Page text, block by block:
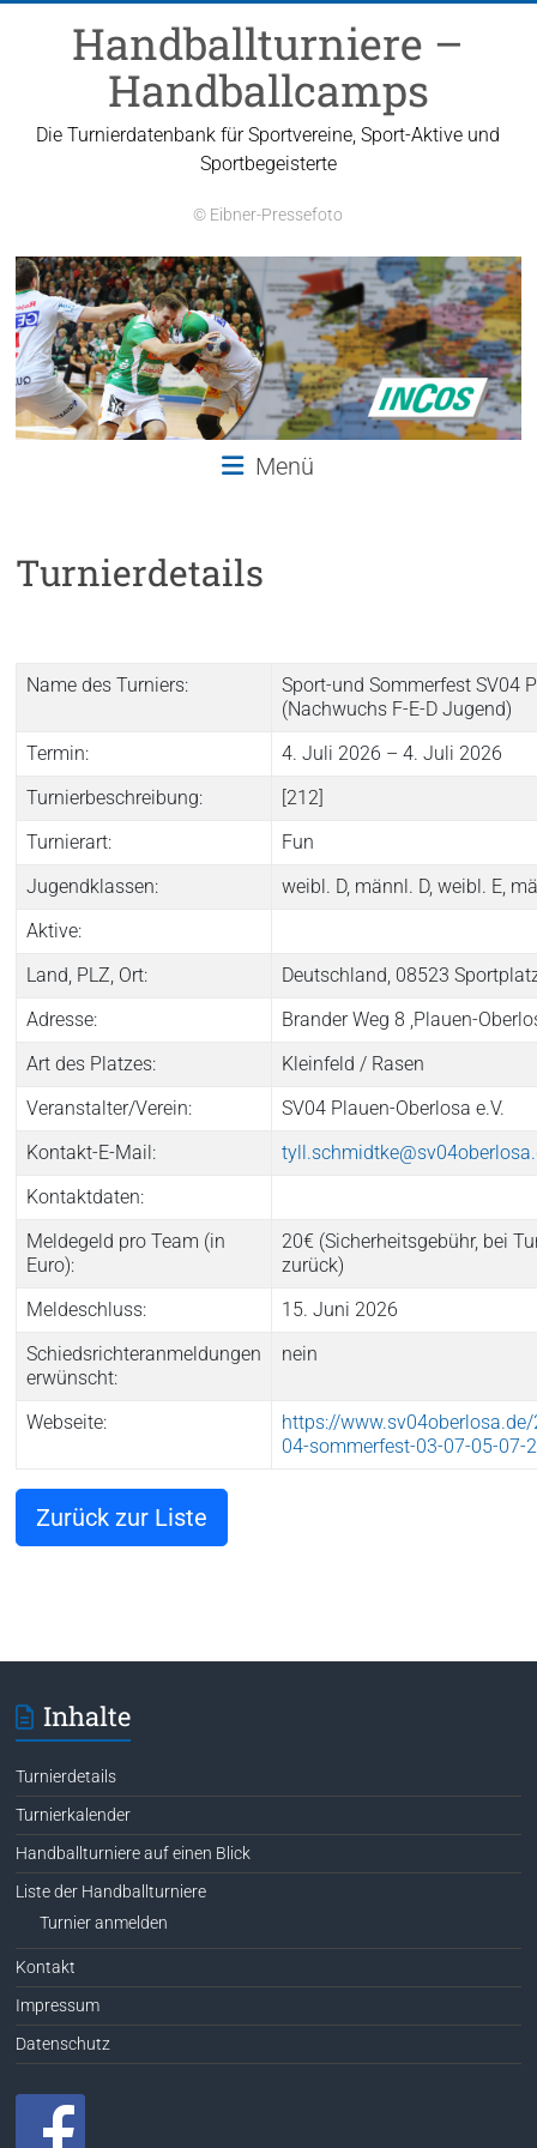
Handballturniere –
Handballcamps
Die Turnierdatenbank für Sportvereine, Sport-Aktive und
Sportbegeisterte
© Eibner-Pressefoto
Menü
Turnierdetails
Name des Turniers:
Sport-und Sommerfest SV04
(Nachwuchs F-E-D Jugend)
Termin:
4. Juli 2026 – 4. Juli 2026
Turnierbeschreibung:
[212]
Turnierart:
Fun
Jugendklassen:
weibl. D, männl. D, weibl. E,
Aktive:
Land, PLZ, Ort:
Deutschland, 08523
Adresse:
Brander Weg 8 ,Plauen-
Art des Platzes:
Kleinfeld / Rasen
Veranstalter/Verein:
SV04 Plauen-Oberlosa e.V.
Kontakt-E-Mail:
Kontaktdaten:
Meldegeld pro Team (in
Euro):
20€ (Sicherheitsgebühr, bei
zurück)
Meldeschluss:
15. Juni 2026
Schiedsrichteranmeldungen
erwünscht:
nein
Webseite:
https://
04-sommerfest-03-07-05-07-
Zurück zur Liste
Inhalte
Turnierdetails
Turnierkalender
Handballturniere auf einen Blick
Liste der Handballturniere
Turnier anmelden
Kontakt
Impressum
Datenschutz